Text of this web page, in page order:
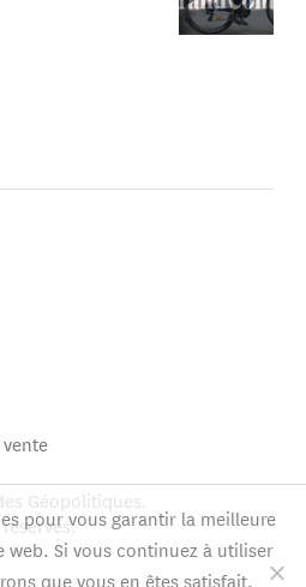
Géopolitiques.
pour vous garantir la meilleure
web. Si vous continuez à utiliser
que vous en êtes satisfait.